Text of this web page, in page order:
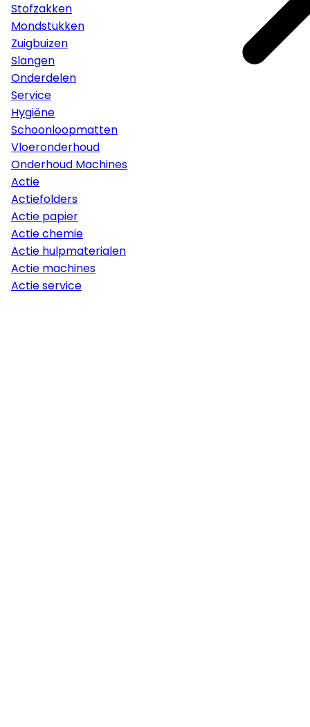
Stofzakken
Mondstukken
Zuigbuizen
Slangen
Onderdelen
Service
Hygiëne
Schoonloopmatten
Vloeronderhoud
Onderhoud Machines
Actie
Actiefolders
Actie papier
Actie chemie
Actie hulpmaterialen
Actie machines
Actie service